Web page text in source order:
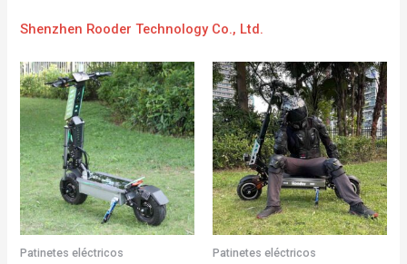
Shenzhen Rooder Technology Co., Ltd.
Patinetes eléctricos Patinetes eléctricos